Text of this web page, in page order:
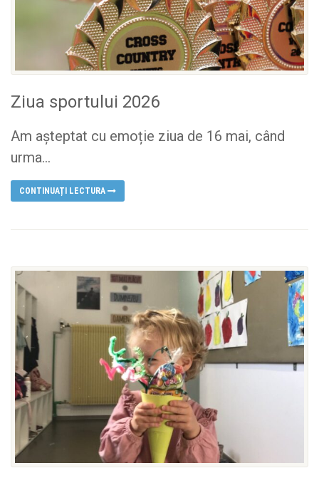
Ziua sportului 2026
Am așteptat cu emoție ziua de 16 mai, când
urma...
CONTINUAȚI LECTURA